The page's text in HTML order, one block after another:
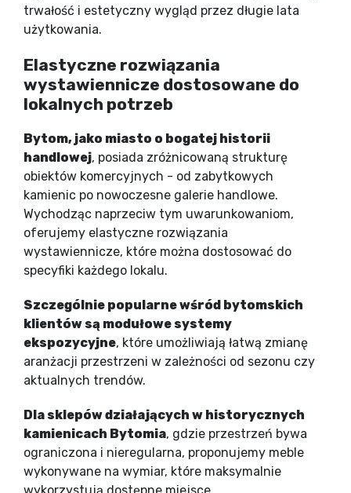
trwałość i estetyczny wygląd przez długie lata
użytkowania.
Elastyczne rozwiązania
wystawiennicze dostosowane do
lokalnych potrzeb
Bytom, jako miasto o bogatej historii
handlowej, posiada zróżnicowaną strukturę
obiektów komercyjnych - od zabytkowych
kamienic po nowoczesne galerie handlowe.
Wychodząc naprzeciw tym uwarunkowaniom,
oferujemy elastyczne rozwiązania
wystawiennicze, które można dostosować do
specyfiki każdego lokalu.
Szczególnie popularne wśród bytomskich
klientów są modułowe systemy
ekspozycyjne, które umożliwiają łatwą zmianę
aranżacji przestrzeni w zależności od sezonu czy
aktualnych trendów.
Dla sklepów działających w historycznych
kamienicach Bytomia, gdzie przestrzeń bywa
ograniczona i nieregularna, proponujemy meble
wykonywane na wymiar, które maksymalnie